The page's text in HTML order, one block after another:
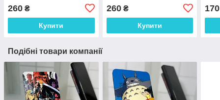
260 ₴
Купити
260₴
Купити
170
Подібні товари компанії